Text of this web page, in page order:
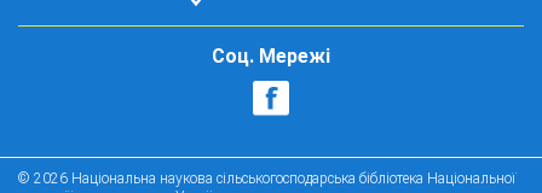
Соц. Мережі
© 2026 Національна наукова сільськогосподарська бібліотека Національної